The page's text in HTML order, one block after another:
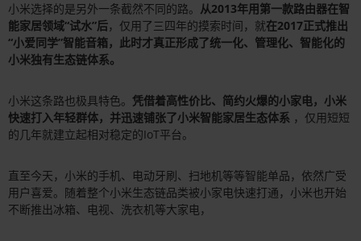
小米选择的是另外一条截然不同的路。 从2013年用第一款路由器在智
能家居领域“试水”后，仅用了三四年的摸索时间，就在2017正式推出
“小爱同学”智能音箱，此时才真正形成了统一化、管理化、智能化的
小米独有生态链体系。
小米这条路也极具特色。 凭借着高性价比、简约火爆的小家电，小米
快速打入年轻群体，并迅速铺张了小米智能家居生态体系 ，仅用短短
的几年就建立起相对稳定的IoT平台。
直至今天，小米的手机、电动牙刷、扫地机等等智能单品，依然广受
用户喜爱。随着整个小米生态链品类被小家电快速打通，小米也开始
不断推出冰箱、电视、洗衣机等大家电，